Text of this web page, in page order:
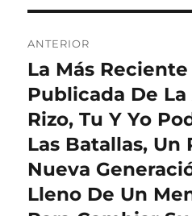
de
entradas
ANTERIOR
Entrada
anterior:
La Más Reciente
Publicada De
Rizo, Tu Y Yo
Las Batallas, Un
Nueva
Lleno De Un